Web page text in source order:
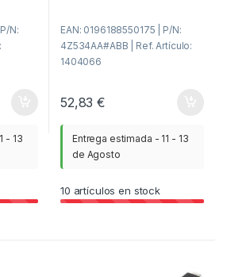
N:
- 13
EAN: 0196188550175 | P/N:
4Z534AA#ABB | Ref. Artículo:
1404066
52,83€
Entrega estimada - 11 - 13
de Agosto
10 artículos en stock